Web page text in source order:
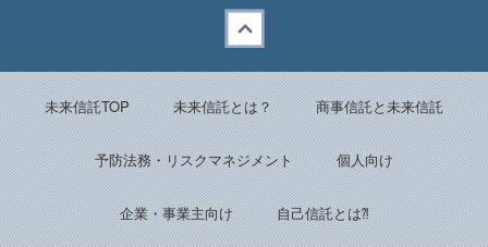
未来信託TOP 未来信託とは？ 商事信託と未来信託
予防法務・リスクマネジメント 個人向け
企業・事業主向け 自己信託とは⁈
Back to top